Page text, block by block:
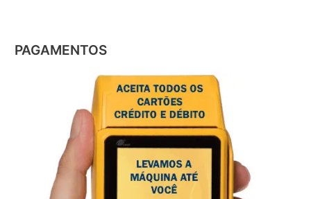
PAGAMENTOS